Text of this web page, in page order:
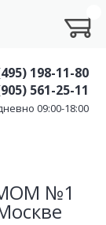
198-11-80
561-25-11
09:00-18:00
№1